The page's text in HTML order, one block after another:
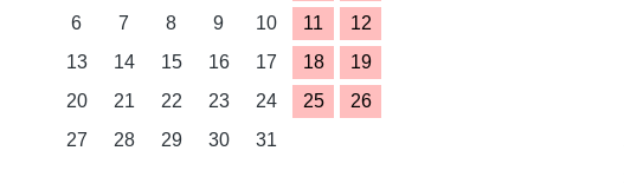
6
7 8 9 10 11
12
13
14 15 16 17 18
19
20
21 22 23 24 25
26
27
28 29 30 31